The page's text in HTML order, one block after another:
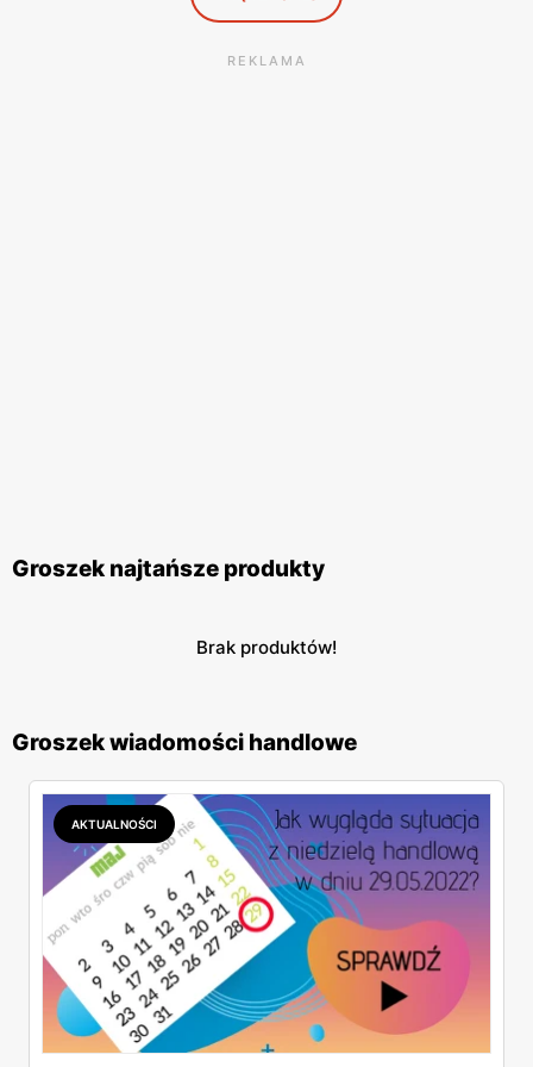
REKLAMA
Groszek najtańsze produkty
Brak produktów!
Groszek wiadomości handlowe
AKTUALNOŚCI